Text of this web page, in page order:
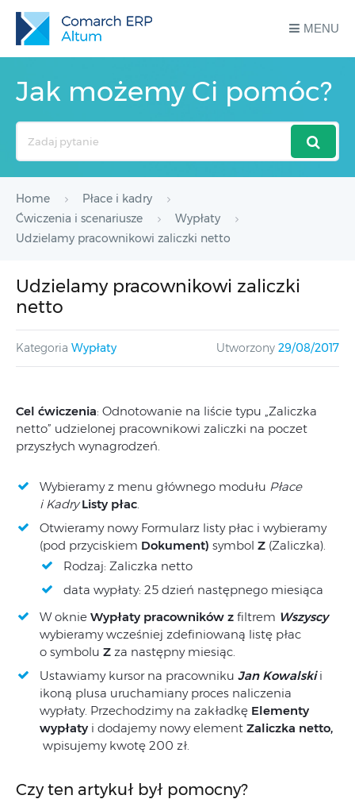
MENU
Jak możemy Ci pomóc?
Home
Płace i kadry
Ćwiczenia i scenariusze
Wypłaty
Udzielamy pracownikowi zaliczki netto
Udzielamy pracownikowi zaliczki
netto
Kategoria Wypłaty Utworzony 29/08/2017
Cel ćwiczenia: Odnotowanie na liście typu „Zaliczka
netto” udzielonej pracownikowi zaliczki na poczet
przyszłych wynagrodzeń.
Wybieramy z menu głównego modułu Płace
i KadryListy płac.
Otwieramy nowy Formularz listy płac i wybieramy
(pod przyciskiem Dokument) symbol Z (Zaliczka).
Rodzaj: Zaliczka netto
data wypłaty: 25 dzień następnego miesiąca
W oknie Wypłaty pracowników z filtrem Wszyscy
wybieramy wcześniej zdefiniowaną listę płac
o symbolu Z za następny miesiąc.
Ustawiamy kursor na pracowniku Jan Kowalskii
ikoną plusa uruchamiany proces naliczenia
wypłaty. Przechodzimy na zakładkę Elementy
wypłaty i dodajemy nowy element Zaliczka netto,
wpisujemy kwotę 200 zł.
Czy ten artykuł był pomocny?